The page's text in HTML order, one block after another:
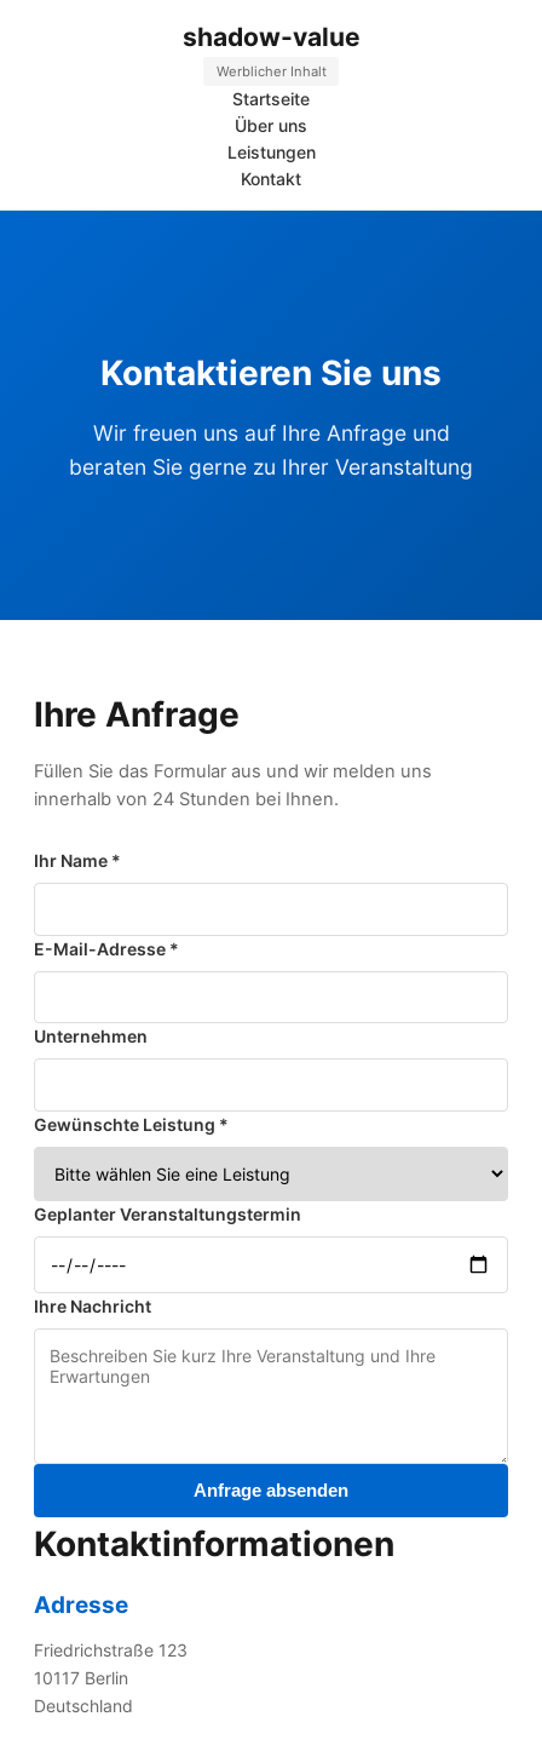
shadow-value
Werblicher Inhalt
Startseite
Über uns
Leistungen
Kontakt
Kontaktieren Sie uns
Wir freuen uns auf Ihre Anfrage und
beraten Sie gerne zu Ihrer Veranstaltung
Ihre Anfrage
Füllen Sie das Formular aus und wir melden uns
innerhalb von 24 Stunden bei Ihnen.
Ihr Name *
E-Mail-Adresse *
Unternehmen
Gewünschte Leistung *
Geplanter Veranstaltungstermin
Ihre Nachricht
Anfrage absenden
Kontaktinformationen
Adresse
Friedrichstraße 123
10117 Berlin
Deutschland